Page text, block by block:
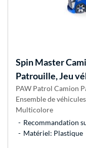
Spin Master
Patrouille, Jeu
PAW Patrol Camion
Ensemble de
Multicolore
Recommandation
Matériel: Plastique